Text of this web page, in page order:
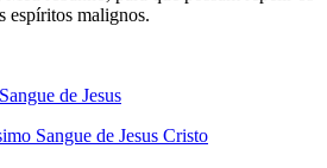
espíritos malignos.
de Jesus
Sangue de Jesus Cristo